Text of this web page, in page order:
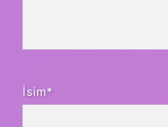
İsim*